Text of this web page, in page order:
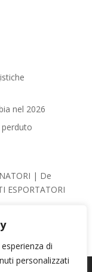
di
personalizzati
nel 2026
| De
ESPORTATORI